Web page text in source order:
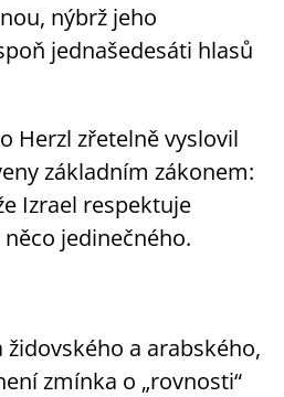
nýbrž jeho
jednašedesáti hlasů
Herzl zřetelně vyslovil
základním zákonem:
Izrael respektuje
jedinečného.
a arabského,
zmínka o „rovnosti“